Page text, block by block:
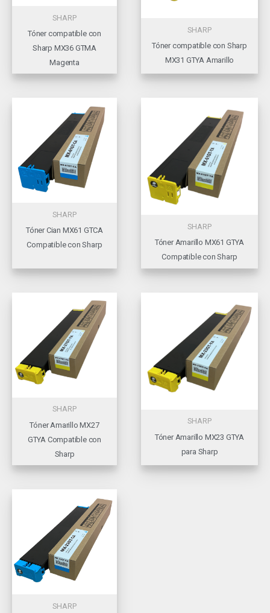
SHARP
Tóner compatible con
Sharp MX36 GTMA
Magenta
SHARP
Tóner compatible con Sharp
MX31 GTYA Amarillo
SHARP
Tóner Cian MX61 GTCA
Compatible con Sharp
SHARP
Tóner Amarillo MX61 GTYA
Compatible con Sharp
SHARP
Tóner Amarillo MX27
GTYA Compatible con
Sharp
SHARP
Tóner Amarillo MX23 GTYA
para Sharp
SHARP